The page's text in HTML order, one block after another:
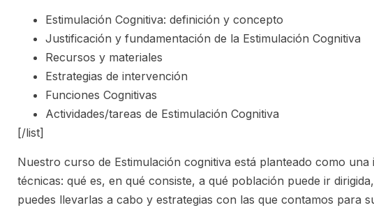
Estimulación Cognitiva: definición y concepto
Justificación y fundamentación de la Estimulación Cognitiva
Recursos y materiales
Estrategias de intervención
Funciones Cognitivas
Actividades/tareas de Estimulación Cognitiva
[/list]
Nuestro curso de Estimulación cognitiva está planteado como una
técnicas: qué es, en qué consiste, a qué población puede ir
puedes llevarlas a cabo y estrategias con las que contamos para